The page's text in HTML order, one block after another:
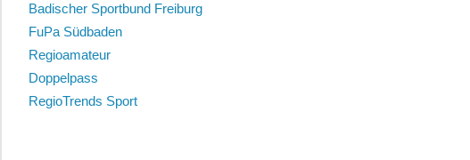
Badischer Sportbund Freiburg
FuPa Südbaden
Regioamateur
Doppelpass
RegioTrends Sport